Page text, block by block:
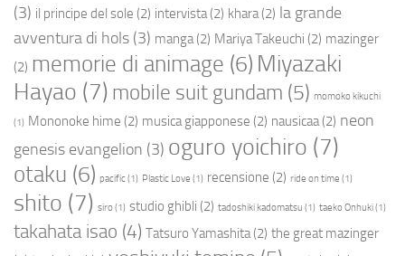
(3) il principe del sole (2) intervista(2) khara(2) la grande
avventura di hols (3) manga(2) Mariya Takeuchi (2) mazinger
(2) memorie di animage (6) Miyazaki
Hayao (7) mobile suit gundam (5) momoko kikuchi
(1) Mononoke hime (2) musica giapponese (2) nausicaa(2) neon
genesis evangelion (3) oguro yoichiro (7)
otaku (6) pacific(1) Plastic Love (1) recensione (2) ride on time (1)
shito (7) siro(1) studio ghibli (2) tadoshiki kadomatsu (1) taeko Onhuki(1)
takahata isao (4) Tatsuro Yamashita(2) the great mazinger